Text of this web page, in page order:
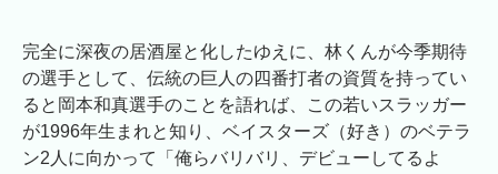
完全に深夜の居酒屋と化したゆえに、林くんが今季期待
の選手として、伝統の巨人の四番打者の資質を持ってい
ると岡本和真選手のことを語れば、この若いスラッガー
が1996年生まれと知り、ベイスターズ（好き）のベテラ
ン2人に向かって「俺らバリバリ、デビューしてるよ